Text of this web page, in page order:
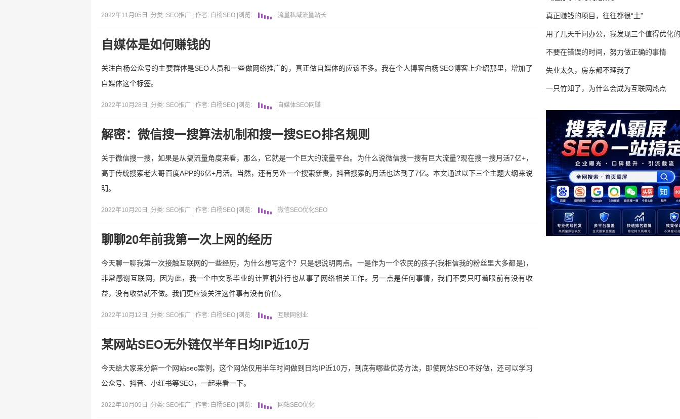
2022年11月05日 | 分类: SEO推广 | 作者: 白杨SEO 浏览: 流量私域流量站长
自媒体是如何赚钱的
关注白杨公众号的主要群体是SEO人员和一些做网络推广的，真正做自媒体的应该不多。我在个人博客白杨SEO博客上介绍那里，增加了
自媒体这个标签。
2022年10月28日 | 分类: SEO推广 | 作者: 白杨SEO 浏览: 自媒体SEO网赚
解密：微信搜一搜算法机制和搜一搜SEO排名规则
关于微信搜一搜，如果是从搞流量角度来看，那么，它就是一个巨大的流量平台。为什么说微信搜一搜有巨大流量?现在搜一搜月活7亿+，
高于传统搜索老大哥百度APP的6亿+月活。当然，还有另外一个搜索新贵，抖音搜索的月活也达到了7亿。本文通过以下三个主题大纲来说
明。
2022年10月20日 | 分类: SEO推广 | 作者: 白杨SEO 浏览: 微信SEO优化SEO
聊聊20年前我第一次上网的经历
今天聊一聊我第一次接触互联网的一些经历，为什么想写这个？只是想说明两点。一是作为一个农民的孩子(我相信我的粉丝里大多都是)，
非常感谢互联网，因为此，我一个中文系毕业的计算机外行也从事了网络相关工作。另一点是任何事情，我们不要只盯着眼前有没有收
益，没有收益就不做。我们更应该关注这件事有没有价值。
2022年10月12日 | 分类: SEO推广 | 作者: 白杨SEO 浏览: 互联网创业
某网站SEO无外链仅半年日均IP近10万
今天给大家来分解一个网站seo案例，这个网站仅用半年时间做到日均IP近10万，到底有哪些优势方法，即使网站SEO不好做，还可以学习
公众号、抖音、小红书等SEO，一起来看一下。
2022年10月09日 | 分类: SEO推广 | 作者: 白杨SEO 浏览: 网站SEO优化
真正赚钱的项目，往往都很“土”
用了几天千问办公，我发现三个值得优化
不要在错误的时间，努力做正确的事情
失业太久，房东都不理我了
一只竹知了，为什么会成为互联网热点